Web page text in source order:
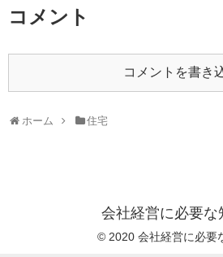
コメント
コメントを書き
ホーム 住宅
会社経営に必要な
© 2020 会社経営に必要